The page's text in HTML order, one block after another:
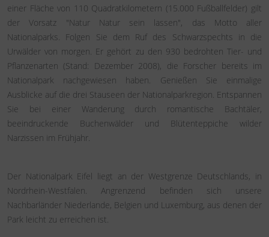
einer Fläche von 110 Quadratkilometern (15.000 Fußballfelder) gilt
der Vorsatz "Natur Natur sein lassen", das Motto aller
Nationalparks. Folgen Sie dem Ruf des Schwarzspechts in die
Urwälder von morgen. Er gehört zu den 930 bedrohten Tier- und
Pflanzenarten (Stand: Dezember 2008), die Forscher bereits im
Nationalpark nachgewiesen haben. Genießen Sie einmalige
Ausblicke auf die drei Stauseen der Nationalparkregion. Entspannen
Sie bei einer Wanderung durch romantische Bachtäler,
beeindruckende Buchenwälder und Blütenteppiche wilder
Narzissen im Frühjahr.
Der Nationalpark Eifel liegt an der Westgrenze Deutschlands, in
Nordrhein-Westfalen. Angrenzend befinden sich unsere
Nachbarländer Niederlande, Belgien und Luxemburg, aus denen der
Park leicht zu erreichen ist.